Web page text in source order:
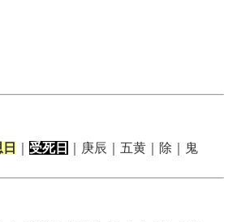
受死日 ｜庚辰｜五黄｜除｜鬼